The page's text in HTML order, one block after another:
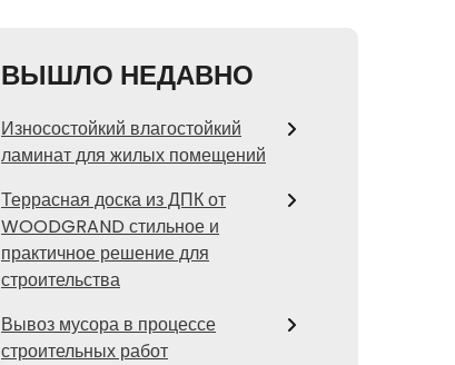
ВЫШЛО НЕДАВНО
Износостойкий влагостойкий
ламинат для жилых помещений
Террасная доска из ДПК от
WOODGRAND стильное и
практичное решение для
строительства
Вывоз мусора в процессе
строительных работ